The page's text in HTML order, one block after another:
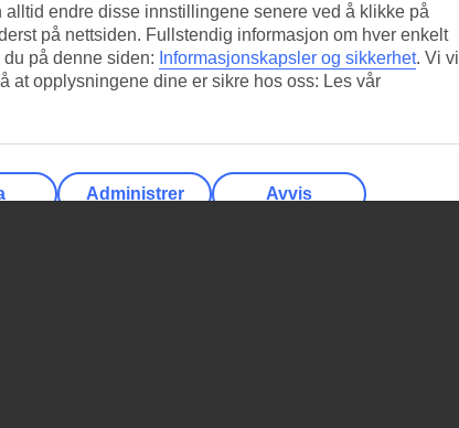
endre disse innstillingene senere ved å klikke på
på nettsiden. Fullstendig informasjon om hver enkelt
på denne siden: Informasjonskapsler og sikkerhet. Vi vil
at opplysningene dine er sikre hos oss: Les vår
Administrer Avvis